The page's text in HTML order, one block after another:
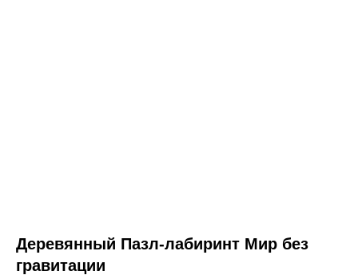
Деревянный Пазл-лабиринт Мир без
гравитации